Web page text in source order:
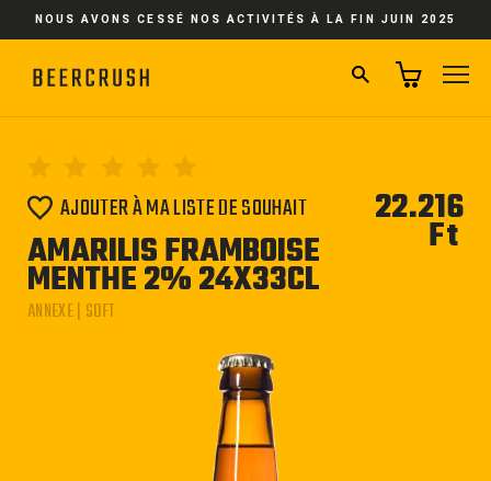
PasserNOUS AVONS CESSÉ NOS ACTIVITÉS À LA FIN JUIN 2025
RECHERCHER
AJOUTER À MA LISTE DE SOUHAIT
AMARILIS FRAMBOISE
MENTHE 2% 24X33CL
ANNEXE | SOFT
22.216
Ft